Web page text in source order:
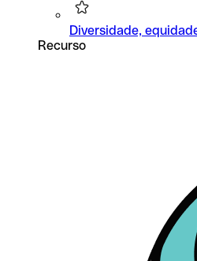
Diversidade,
Recurso